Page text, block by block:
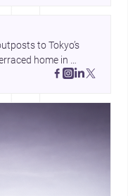
to Tokyo’s
home in
adapts to